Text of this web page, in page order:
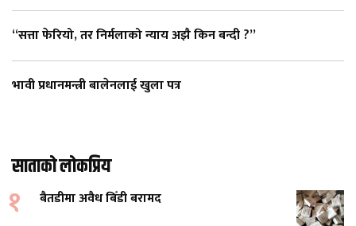
“सत्ता फेरियो, तर निर्मलाको न्याय अझै किन बन्दी ?”
भावी प्रधानमन्त्री बालेनलाई खुला पत्र
साताको लोकप्रिय
१ बैतडीमा अवैध बिँडी बरामद